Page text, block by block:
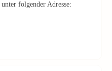
folgender Adresse: